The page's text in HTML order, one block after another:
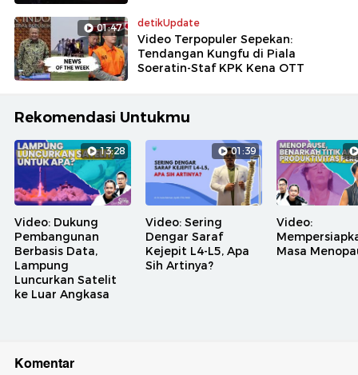
01:47 detikUpdate
Video Terpopuler Sepekan:
Tendangan Kungfu di Piala
Soeratin-Staf KPK Kena OTT
Rekomendasi Untukmu
13:28
Video: Dukung
Pembangunan
Berbasis Data,
Lampung
Luncurkan Satelit
ke Luar Angkasa
01:39
Video: Sering
Dengar Saraf
Kejepit L4-L5, Apa
Sih Artinya?
Video:
Masa